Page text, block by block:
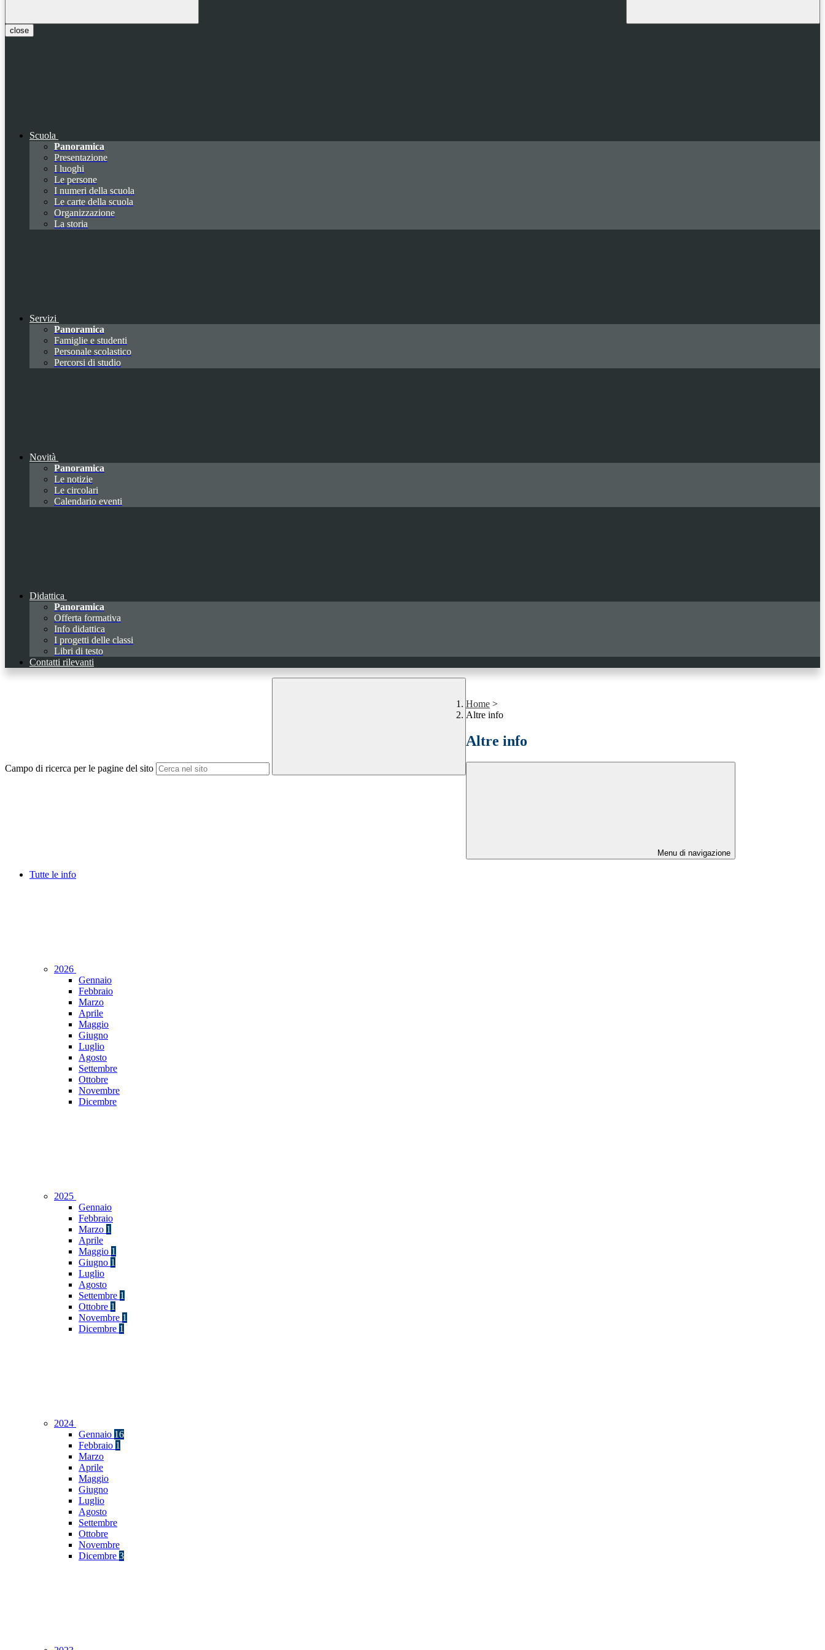
close
Scuola
Panoramica
Presentazione
I luoghi
Le persone
I numeri della scuola
Le carte della scuola
Organizzazione
La storia
Servizi
Panoramica
Famiglie e studenti
Personale scolastico
Percorsi di studio
Novità
Panoramica
Le notizie
Le circolari
Calendario eventi
Didattica
Panoramica
Offerta formativa
Info didattica
I progetti delle classi
Libri di testo
Contatti rilevanti
Campo di ricerca per le pagine del sito
Home >
Altre info
Altre info
Menu di navigazione
Tutte le info
2026
Gennaio
Febbraio
Marzo
Aprile
Maggio
Giugno
Luglio
Agosto
Settembre
Ottobre
Novembre
Dicembre
2025
Gennaio
Febbraio
Marzo 1
Aprile
Maggio 1
Giugno 1
Luglio
Agosto
Settembre 1
Ottobre 1
Novembre 1
Dicembre 1
2024
Gennaio 16
Febbraio 1
Marzo
Aprile
Maggio
Giugno
Luglio
Agosto
Settembre
Ottobre
Novembre
Dicembre 3